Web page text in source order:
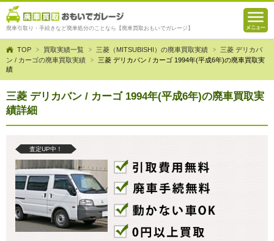
廃車引取り・手続きなど廃車処分のことなら【廃車買取おもいでガレージ】
TOP 買取実績一覧 三菱（MITSUBISHI）の廃車買取実績
三菱 デリカバ
ン / カーゴの廃車買取実績
三菱 デリカバン / カーゴ 1994年(平成6年)の廃車買取実
績
三菱 デリカバン / カーゴ 1994年(平成6年)の廃車買取実
績詳細
査定UP中！